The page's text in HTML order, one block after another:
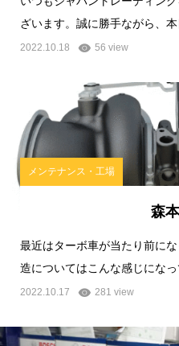
ざいます。誠に勝手ながら、本
2022.10.18 56 view
メンテナンス・工場
森
最近はターボ車が当たり前に
造についてはこんな感じにな
2022.10.17 281 view